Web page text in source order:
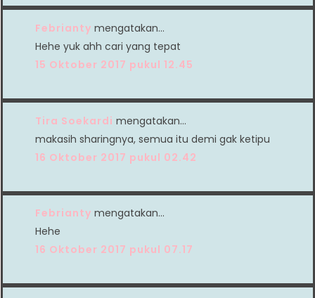
Febrianty mengatakan…
Hehe yuk ahh cari yang tepat
15 Oktober 2017 pukul 12.45
Tira Soekardi mengatakan…
makasih sharingnya, semua itu demi gak ketipu
16 Oktober 2017 pukul 02.42
Febrianty mengatakan…
Hehe
16 Oktober 2017 pukul 07.17